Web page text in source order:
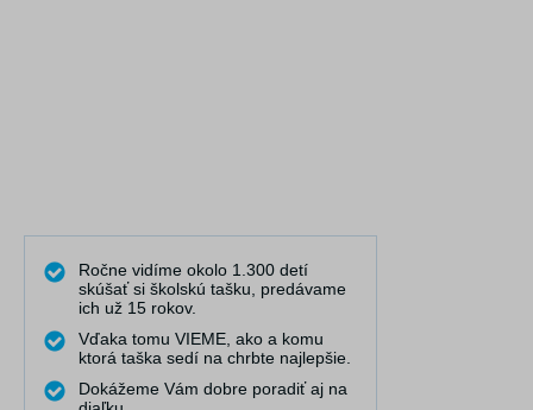
Ročne vidíme okolo 1.300 detí
skúšať si školskú tašku, predávame
ich už 15 rokov.
Vďaka tomu VIEME, ako a komu
ktorá taška sedí na chrbte najlepšie.
Dokážeme Vám dobre poradiť aj na